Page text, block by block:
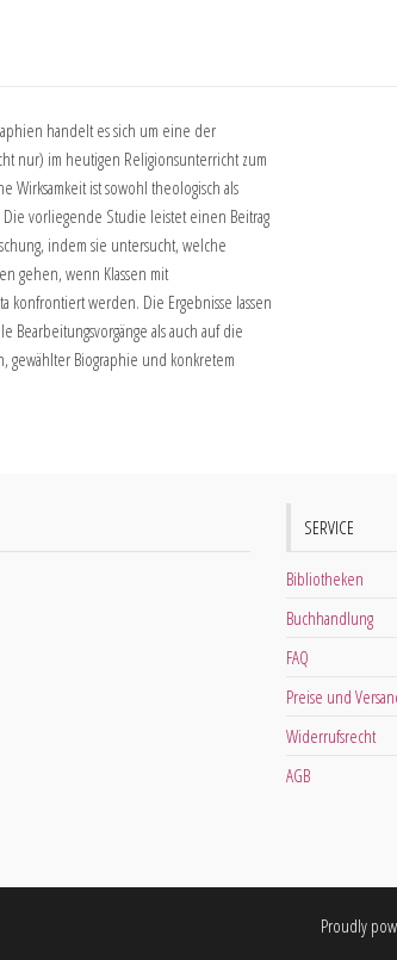
handelt es sich um eine der
nur) im heutigen Religionsunterricht zum
Wirksamkeit ist sowohl theologisch als
vorliegende Studie leistet einen Beitrag
indem sie untersucht, welche
gehen, wenn Klassen mit
konfrontiert werden. Die Ergebnisse lassen
Bearbeitungsvorgänge als auch auf die
gewählter Biographie und konkretem
SERVICE
Bibliotheken
Buchhandlung
FAQ
Preise und
Widerrufsrecht
AGB
Proudly